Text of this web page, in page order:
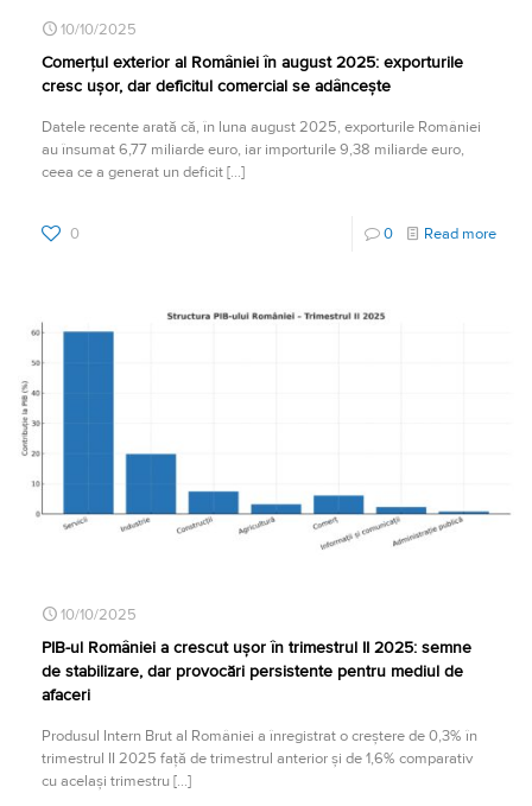
10/10/2025
Comerțul exterior al României în august 2025: exporturile
cresc ușor, dar deficitul comercial se adâncește
Datele recente arată că, în luna august 2025, exporturile României
au însumat 6,77 miliarde euro, iar importurile 9,38 miliarde euro,
ceea ce a generat un deficit[…]
0 0 Read more
10/10/2025
PIB-ul României a crescut ușor în trimestrul II 2025: semne
de stabilizare, dar provocări persistente pentru mediul de
afaceri
Produsul Intern Brut al României a înregistrat o creștere de 0,3% în
trimestrul II 2025 față de trimestrul anterior și de 1,6% comparativ
cu același trimestru[…]